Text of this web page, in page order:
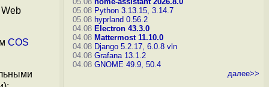
COS
05.08 Python 3.13.15, 3.14.7
05.08 hyprland 0.56.2
04.08 Electron 43.3.0
04.08 Mattermost 11.10.0
04.08 Django 5.2.17, 6.0.8 vln
04.08 Grafana 13.1.2
04.08 GNOME 49.9, 50.4
далее>>